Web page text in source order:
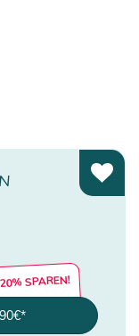
SPAREN!
€*